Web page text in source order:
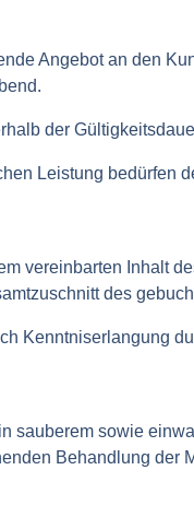
Angebot an den
der
Leistung bedürfen
vereinbarten Inhalt
des
Kenntniserlangung
sauberem sowie
Behandlung